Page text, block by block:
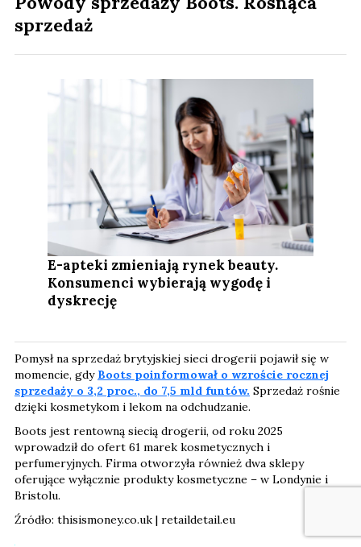
sprzedaż
E-apteki zmieniają rynek beauty.
Konsumenci wybierają wygodę i
dyskrecję
Pomysł na sprzedaż brytyjskiej sieci drogerii pojawił się w
momencie, gdy Boots poinformował o wzroście rocznej
sprzedaży o 3,2 proc., do 7,5 mld funtów. Sprzedaż rośnie
dzięki kosmetykom i lekom na odchudzanie.
Boots jest rentowną siecią drogerii, od roku 2025
wprowadził do ofert 61 marek kosmetycznych i
perfumeryjnych. Firma otworzyła również dwa sklepy
oferujące wyłącznie produkty kosmetyczne – w Londynie i
Bristolu.
Źródło: thisismoney.co.uk | retaildetail.eu